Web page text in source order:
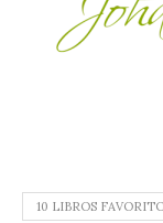
10 LIBROS